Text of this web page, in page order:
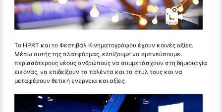
Το HPRT και το Φεστιβάλ Κινηματογράφου έχουν κοινές αξίες.
Μέσω αυτής της πλατφόρμας, ελπίζουμε να εμπνεύσουμε
περισσότερους νέους ανθρώπους να συμμετάσχουν στη δημιουργία
εικόνας, να επιδείξουν τα ταλέντα και τα στυλ τους και να
μεταφέρουν θετική ενέργεια και αξίες.